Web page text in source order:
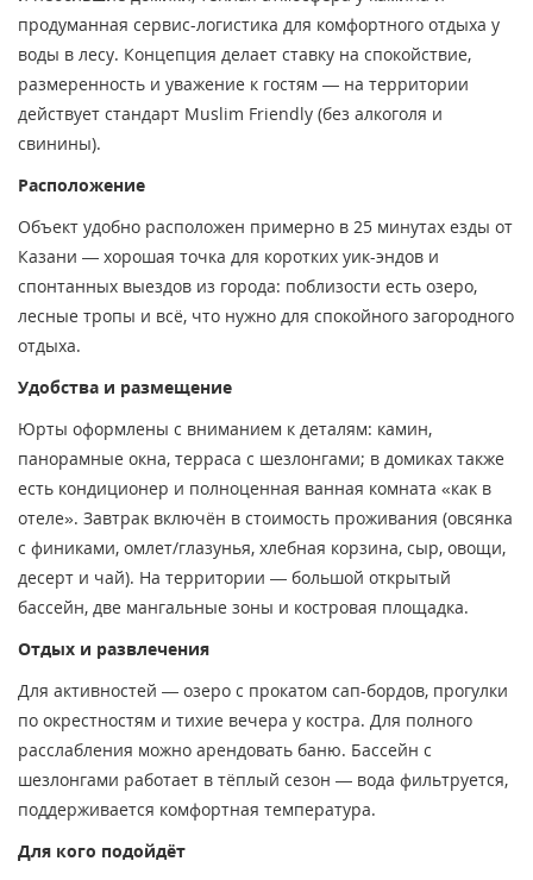
продуманная сервис-логистика для комфортного отдыха у
воды в лесу. Концепция делает ставку на спокойствие,
размеренность и уважение к гостям — на территории
действует стандарт Muslim Friendly (без алкоголя и
свинины).
Расположение
Объект удобно расположен примерно в 25 минутах езды от
Казани — хорошая точка для коротких уик-эндов и
спонтанных выездов из города: поблизости есть озеро,
лесные тропы и всё, что нужно для спокойного загородного
отдыха.
Удобства и размещение
Юрты оформлены с вниманием к деталям: камин,
панорамные окна, терраса с шезлонгами; в домиках также
есть кондиционер и полноценная ванная комната «как в
отеле». Завтрак включён в стоимость проживания (овсянка
с финиками, омлет/глазунья, хлебная корзина, сыр, овощи,
десерт и чай). На территории — большой открытый
бассейн, две мангальные зоны и костровая площадка.
Отдых и развлечения
Для активностей — озеро с прокатом сап-бордов, прогулки
по окрестностям и тихие вечера у костра. Для полного
расслабления можно арендовать баню. Бассейн с
шезлонгами работает в тёплый сезон — вода фильтруется,
поддерживается комфортная температура.
Для кого подойдёт